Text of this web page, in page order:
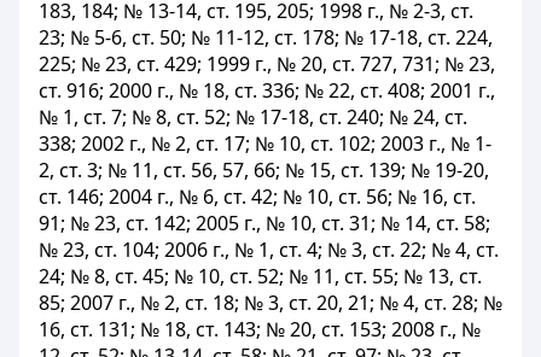
183, 184; № 13-14, ст. 195, 205; 1998 г., № 2-3, ст.
23; № 5-6, ст. 50; № 11-12, ст. 178; № 17-18, ст. 224,
225; № 23, ст. 429; 1999 г., № 20, ст. 727, 731; № 23,
ст. 916; 2000 г., № 18, ст. 336; № 22, ст. 408; 2001 г.,
№ 1, ст. 7; № 8, ст. 52; № 17-18, ст. 240; № 24, ст.
338; 2002 г., № 2, ст. 17; № 10, ст. 102; 2003 г., № 1-
2, ст. 3; № 11, ст. 56, 57, 66; № 15, ст. 139; № 19-20,
ст. 146; 2004 г., № 6, ст. 42; № 10, ст. 56; № 16, ст.
91; № 23, ст. 142; 2005 г., № 10, ст. 31; № 14, ст. 58;
№ 23, ст. 104; 2006 г., № 1, ст. 4; № 3, ст. 22; № 4, ст.
24; № 8, ст. 45; № 10, ст. 52; № 11, ст. 55; № 13, ст.
85; 2007 г., № 2, ст. 18; № 3, ст. 20, 21; № 4, ст. 28; №
16, ст. 131; № 18, ст. 143; № 20, ст. 153; 2008 г., №